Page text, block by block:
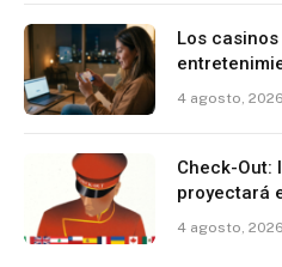
Los
4 agosto, 2026
Check-Out:
proyectará
4 agosto, 2026